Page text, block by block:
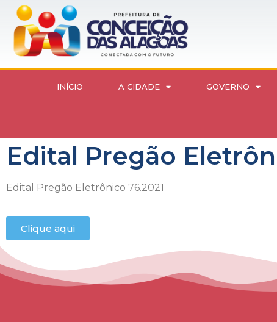
INÍCIO A CIDADE GOVERNO
Edital Pregão
Edital Pregão Eletrônico 76.2021
Clique aqui